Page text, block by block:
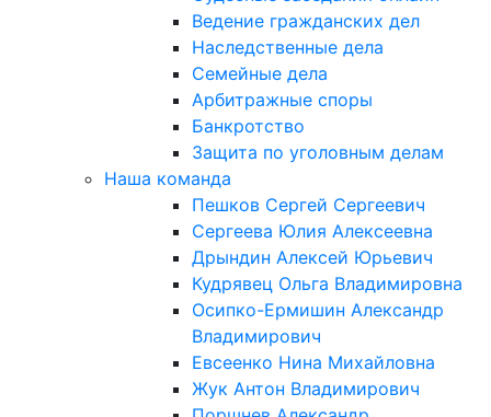
Ведение гражданских дел
Наследственные дела
Семейные дела
Арбитражные споры
Банкротство
Защита по уголовным делам
Наша команда
Пешков Сергей Сергеевич
Сергеева Юлия Алексеевна
Дрындин Алексей Юрьевич
Кудрявец Ольга Владимировна
Осипко-Ермишин Александр
Владимирович
Евсеенко Нина Михайловна
Жук Антон Владимирович